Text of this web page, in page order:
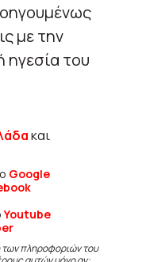
με την
ηγεσία του
και
Google
Youtube
των πληροφοριών του